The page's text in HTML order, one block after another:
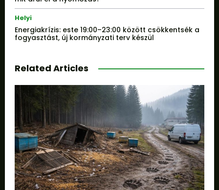
Helyi
Energiakrízis: este 19:00–23:00 között csökkentsék a
fogyasztást, új kormányzati terv készül
Related Articles